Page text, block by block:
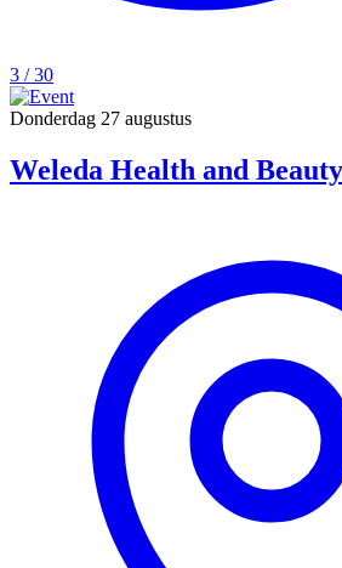
3 / 30
Donderdag 27 augustus
Weleda Health and